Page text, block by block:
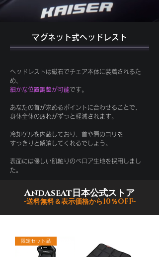
マグネット式ヘッドレスト
ヘッドレストは磁石でチェア本体に装着されるた
め、
細かな位置調整が可能です。
あなたの首が求めるポイントに合わせることで、
身体全体の疲れがずっと軽減されます。
冷却ゲルを内蔵しており、首や肩のコリを
すっきりと解消してくれるでしょう。
表面には優しい肌触りのベロア生地を​採用しまし
た。
Andaseat日本公式ストア
​-送料無料＆表示価格から10％OFF-
限定セット品